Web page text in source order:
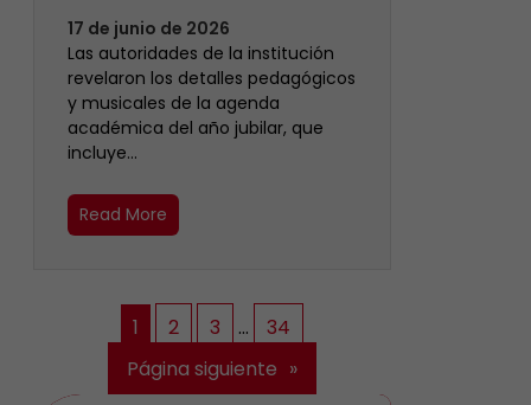
17 de junio de 2026
Las autoridades de la institución
revelaron los detalles pedagógicos
y musicales de la agenda
académica del año jubilar, que
incluye…
Read More
1 2 3 …
34
Página siguiente »